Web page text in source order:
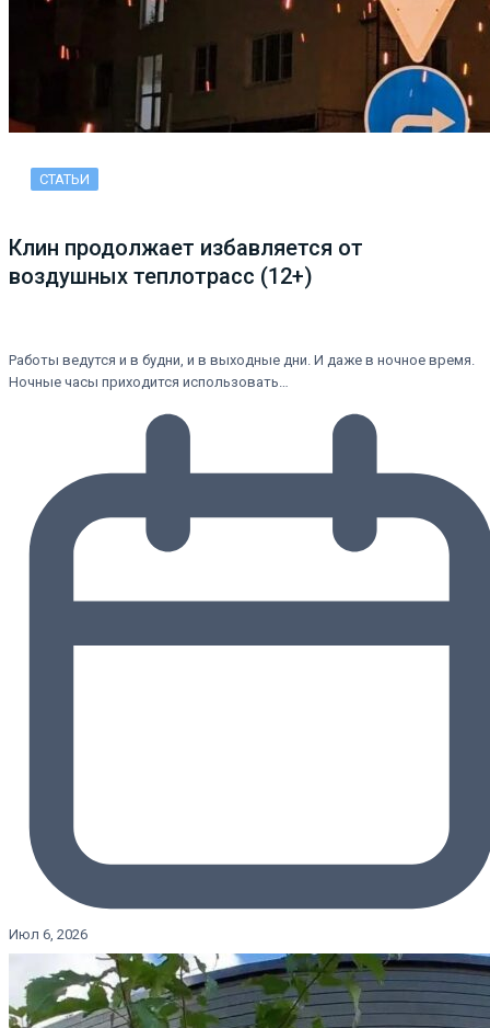
СТАТЬИ
Клин продолжает избавляется от
воздушных теплотрасс (12+)
Работы ведутся и в будни, и в выходные дни. И даже в ночное время.
Ночные часы приходится использовать…
Июл 6, 2026